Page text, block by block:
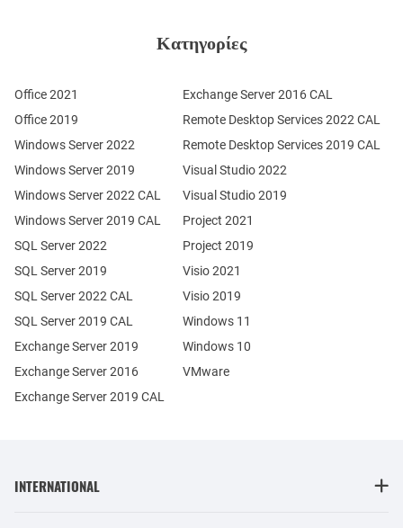
Κατηγορίες
Office 2021
Office 2019
Windows Server 2022
Windows Server 2019
Exchange Server 2019
Exchange Server 2016
SQL Server 2022
SQL Server 2019
Windows Server 2022 CAL
Windows Server 2019 CAL
SQL Server 2022 CAL
SQL Server 2019 CAL
Remote Desktop Services 2022 CAL
Remote Desktop Services 2019 CAL
Exchange Server 2019 CAL
Exchange Server 2016 CAL
Visual Studio 2022
Visual Studio 2019
Project 2021
Project 2019
Visio 2021
Visio 2019
Windows 11
Windows 10
VMware
INTERNATIONAL